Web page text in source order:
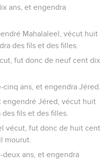
ans, et engendra
Mahalaleel, vécut huit
des fils et des filles.
fut donc de neuf cent dix
ans, et engendra Jéred.
engendré Jéred, vécut huit
fils et des filles.
vécut, fut donc de huit cent
mourut.
ans, et engendra